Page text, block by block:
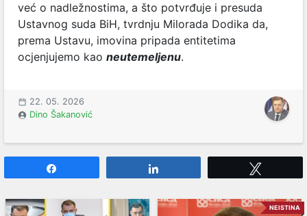
već o nadležnostima, a što potvrđuje i presuda
Ustavnog suda BiH, tvrdnju Milorada Dodika da,
prema Ustavu, imovina pripada entitetima
ocjenjujemo kao neutemeljenu.
22. 05. 2026
Dino Šakanović
NEISTINA